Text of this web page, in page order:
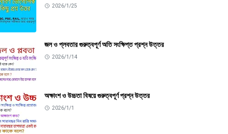
2026/1/25
জল ও প্লবতার গুরুত্বপূর্ণ অতি সংক্ষিপ্ত প্রশ্ন উত্তর
2026/1/14
অক্ষাংশ ও উচ্চতা বিষয়ে গুরুত্বপূর্ণ প্রশ্ন উত্তর
2026/1/1